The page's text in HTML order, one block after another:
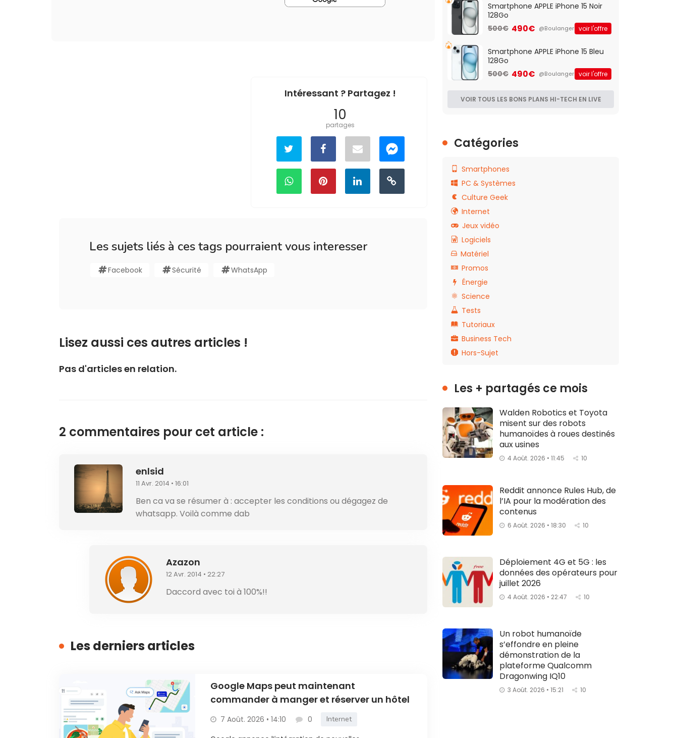
Intéressant ? Partagez !
10
partages
Les sujets liés à ces tags pourraient vous interesser
Facebook Sécurité WhatsApp
Lisez aussi ces autres articles !
Pas d'articles en relation.
2 commentaires pour cet article :
enlsid
11 Avr. 2014 • 16:01
Ben ca va se résumer à : accepter les conditions ou dégagez de
whatsapp. Voilà comme dab
Azazon
12 Avr. 2014 • 22:27
Daccord avec toi à 100%!!
Les derniers articles
Google Maps peut maintenant
commander à manger et réserver un hôtel
7 Août. 2026 • 14:10 0 Internet
Smartphone APPLE iPhone 15 Noir
128Go
500€ 490€ @Boulanger voir l'offre
Smartphone APPLE iPhone 15 Bleu
128Go
500€ 490€ @Boulanger voir l'offre
VOIR TOUS LES BONS PLANS HI-TECH EN LIVE
Catégories
Smartphones
PC & Systèmes
Culture Geek
Internet
Jeux vidéo
Logiciels
Matériel
Promos
Énergie
Science
Tests
Tutoriaux
Business Tech
Hors-Sujet
Les + partagés ce mois
Walden Robotics et Toyota
misent sur des robots
humanoïdes à roues destinés
aux usines
4 Août. 2026 • 11:45 10
Reddit annonce Rules Hub, de
l’IA pour la modération des
contenus
6 Août. 2026 • 18:30 10
Déploiement 4G et 5G : les
données des opérateurs pour
juillet 2026
4 Août. 2026 • 22:47 10
Un robot humanoïde
s’effondre en pleine
démonstration de la
plateforme Qualcomm
Dragonwing IQ10
3 Août. 2026 • 15:21 10